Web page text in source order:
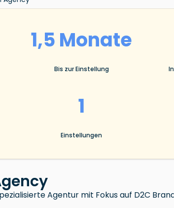
1,5 Monate
Bis zur Einstellung
1
Einstellungen
Agentur mit Fokus auf D2C